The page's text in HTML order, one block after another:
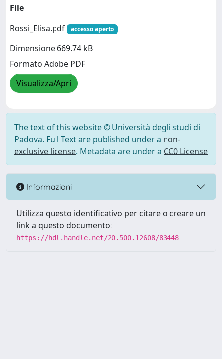
File
Rossi_Elisa.pdf
accesso aperto
Dimensione 669.74 kB
Formato Adobe PDF
Visualizza/Apri
The text of this website © Università degli studi di
Padova. Full Text are published under a non-
exclusive license. Metadata are under a CC0 License
Informazioni
Utilizza questo identificativo per citare o creare un
link a questo documento:
https://hdl.handle.net/20.500.12608/83448